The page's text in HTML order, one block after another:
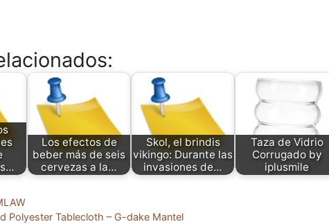
Los efectos de
beber más de seis
cervezas a la…
Skol, el brindis
vikingo: Durante las
invasiones de…
Taza de Vidrio
Corrugado by
iplusmile
Polyester Tablecloth – G-dake Mantel